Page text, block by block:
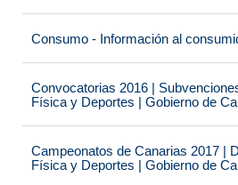
Consumo - Información al
Convocatorias 2016 |
Física y Deportes | Gobierno de
Campeonatos de Canarias 2017 |
Física y Deportes | Gobierno de